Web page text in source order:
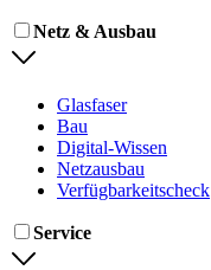
Netz & Ausbau
Glasfaser
Bau
Digital-Wissen
Netzausbau
Verfügbarkeitscheck
Service